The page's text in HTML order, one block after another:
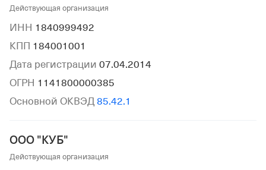
Действующая организация
ИНН 1840999492
КПП 184001001
Дата регистрации 07.04.2014
ОГРН 1141800000385
Основной ОКВЭД 85.42.1
ООО "КУБ"
Действующая организация